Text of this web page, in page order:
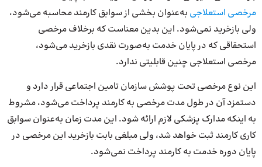
مرخصی استعلاجی به‌عنوان بخشی از سوابق کارمند محاسبه می‌شود،
ولی بازخرید نمی‌شود. این بدین معناست که برخلاف مرخصی
استحقاقی که در پایان خدمت به‌صورت نقدی بازخرید می‌شود،
مرخصی استعلاجی چنین قابلیتی ندارد.
این نوع مرخصی تحت پوشش سازمان تامین اجتماعی قرار دارد و
دستمزد آن در طول مدت مرخصی به کارمند پرداخت می‌شود، مشروط
به اینکه مدارک پزشکی لازم ارائه شود. این مدت زمان به‌عنوان سوابق
کاری کارمند ثبت خواهد شد، ولی مبلغی بابت بازخرید این مرخصی در
پایان دوره خدمت به کارمند پرداخت نمی‌شود.